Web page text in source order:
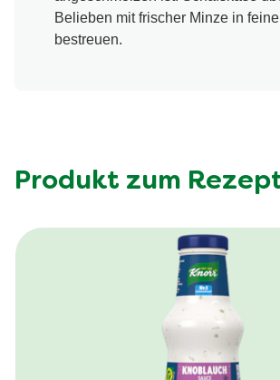
Belieben mit frischer Minze in
bestreuen.
Produkt zum